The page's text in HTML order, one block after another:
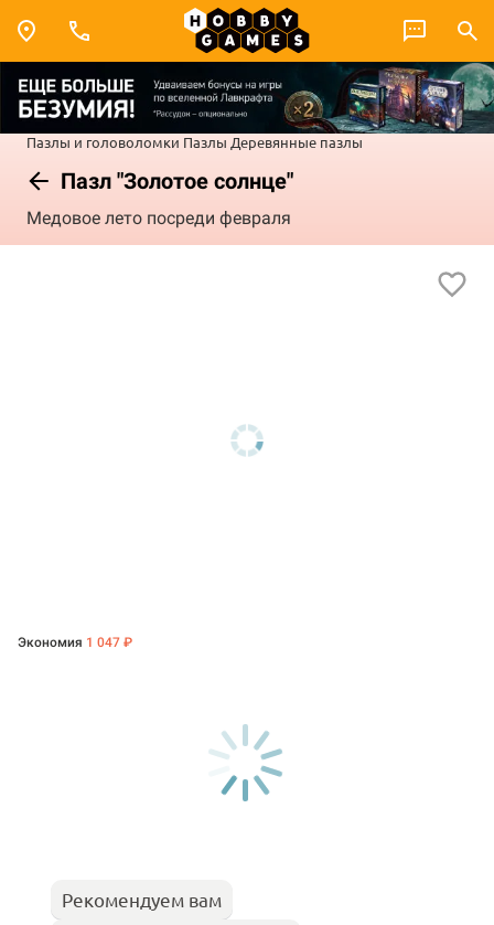
Пазлы и головоломки Пазлы Деревянные пазлы
Пазл "Золотое солнце"
Медовое лето посреди февраля
Экономия 1 047 ₽
Рекомендуем вам